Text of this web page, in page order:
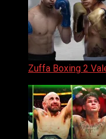
Zuffa Boxing 2